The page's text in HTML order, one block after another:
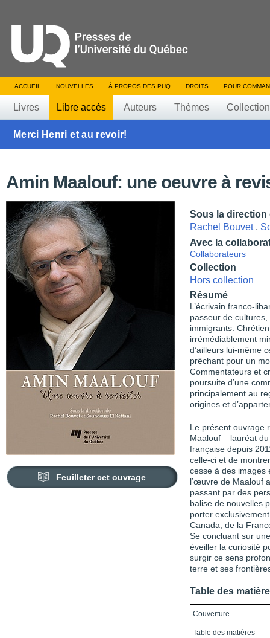
ACCUEIL NOUVELLES À PROPOS DES PUQ DROITS POUR
Livres Libre accès Auteurs Thèmes
Merci Henri et au revoir!
Amin Maalouf: une oeuvre à
Feuilleter cet ouvrage
Sous la direction
Rachel Bouvet,
Avec la
Collaborateurs
Collection
Hors collection
Résumé
L’écrivain franco-
passeur de
immigrants.
irrémédiablement
d’ailleurs lui-même
prêchant pour un
Commentateurs et
poursuite d’une
principalement au
origines et
Le présent ouvrage
Maalouf – lauréat
française depuis
celle-ci et de
cesse à des images
l’œuvre de Maalouf
passant par des
balise de nouvelles
porter
Canada, de la
Se concluant sur
éveiller la curiosité
surgir ce sens
terre et ses
Table des
Couverture
Table des matières